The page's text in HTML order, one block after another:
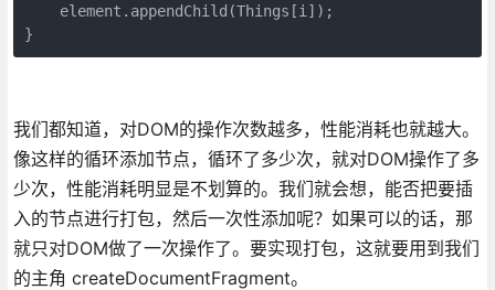
    element.appendChild(Things[i]);
}
我们都知道，对DOM的操作次数越多，性能消耗也就越大。
像这样的循环添加节点，循环了多少次，就对DOM操作了多
少次，性能消耗明显是不划算的。我们就会想，能否把要插
入的节点进行打包，然后一次性添加呢？如果可以的话，那
就只对DOM做了一次操作了。要实现打包，这就要用到我们
的主角 createDocumentFragment。